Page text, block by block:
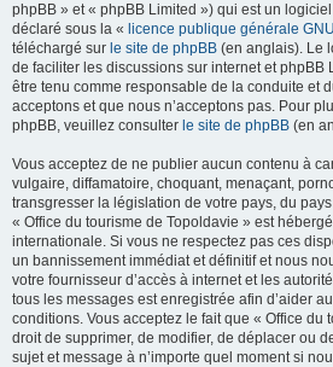
phpBB » et « phpBB Limited ») qui est un
déclaré sous la « licence publique générale
téléchargé sur le site de phpBB (en anglais). Le
de faciliter les discussions sur internet et phpBB
être tenu comme responsable de la conduite et
acceptons et que nous n’acceptons pas. Pour
phpBB, veuillez consulter le site de phpBB (en
Vous acceptez de ne publier aucun contenu à
vulgaire, diffamatoire, choquant, menaçant,
transgresser la législation de votre pays, du
« Office du tourisme de Topoldavie » est
internationale. Si vous ne respectez pas ces
un bannissement immédiat et définitif et nous
votre fournisseur d’accès à internet et les
tous les messages est enregistrée afin d’aider
conditions. Vous acceptez le fait que « Office du
droit de supprimer, de modifier, de déplacer ou
sujet et message à n’importe quel moment si